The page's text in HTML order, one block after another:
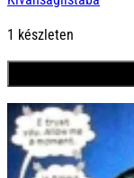
1 készleten